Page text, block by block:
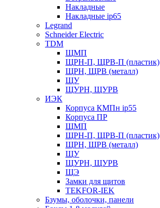
Накладные
Накладные ip65
Legrand
Schneider Electric
TDM
ЩМП
ЩРН-П, ЩРВ-П (пластик)
ЩРН, ЩРВ (металл)
ЩУ
ЩУРН, ЩУРВ
ИЭК
Корпуса КМПн ip55
Корпуса ПР
ЩМП
ЩРН-П, ЩРВ-П (пластик)
ЩРН, ЩРВ (металл)
ЩУ
ЩУРН, ЩУРВ
ЩЭ
Замки для щитов
TEKFOR-IEK
Бзумы, оболочки, панели